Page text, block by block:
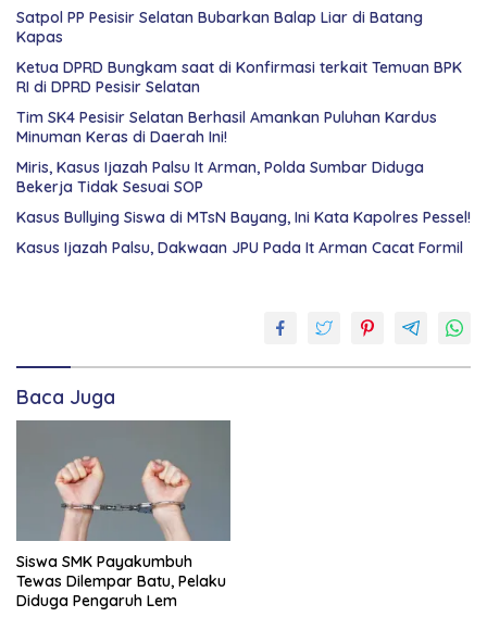
Satpol PP Pesisir Selatan Bubarkan Balap Liar di Batang
Kapas
Ketua DPRD Bungkam saat di Konfirmasi terkait Temuan BPK
RI di DPRD Pesisir Selatan
Tim SK4 Pesisir Selatan Berhasil Amankan Puluhan Kardus
Minuman Keras di Daerah Ini!
Miris, Kasus Ijazah Palsu It Arman, Polda Sumbar Diduga
Bekerja Tidak Sesuai SOP
Kasus Bullying Siswa di MTsN Bayang, Ini Kata Kapolres Pessel!
Kasus Ijazah Palsu, Dakwaan JPU Pada It Arman Cacat Formil
Baca Juga
Siswa SMK Payakumbuh
Tewas Dilempar Batu, Pelaku
Diduga Pengaruh Lem